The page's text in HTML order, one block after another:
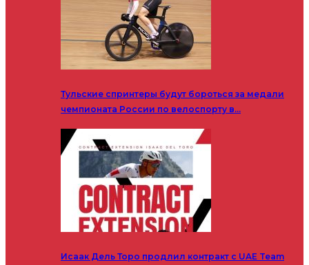
Тульские спринтеры будут бороться за медали
чемпионата России по велоспорту в…
Исаак Дель Торо продлил контракт с UAE Team